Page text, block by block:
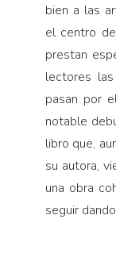
bien a las
el centro
prestan
lectores
pasan por
notable
libro que,
su autora,
una obra
seguir